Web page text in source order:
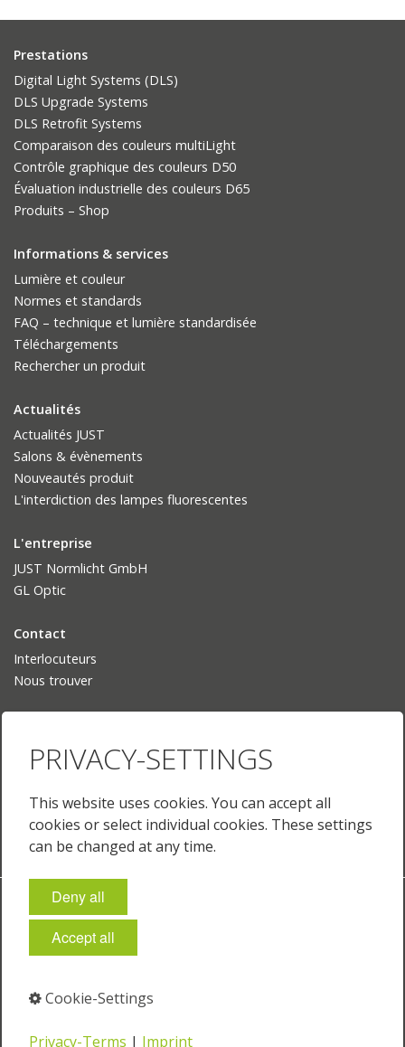
Prestations
Digital Light Systems (DLS)
DLS Upgrade Systems
DLS Retrofit Systems
Comparaison des couleurs multiLight
Contrôle graphique des couleurs D50
Évaluation industrielle des couleurs D65
Produits – Shop
Informations & services
Lumière et couleur
Normes et standards
FAQ – technique et lumière standardisée
Téléchargements
Rechercher un produit
Actualités
Actualités JUST
Salons & évènements
Nouveautés produit
L'interdiction des lampes fluorescentes
L'entreprise
JUST Normlicht GmbH
GL Optic
Contact
Interlocuteurs
Nous trouver
Deutsch
English
Empreinte Protection des données
Paramètres des cookies
⁣ ⁣
PRIVACY-SETTINGS
This website uses cookies. You can accept all
cookies or select individual cookies. These settings
can be changed at any time.
Deny all
Accept all
Cookie-Settings
Privacy-Terms | Imprint